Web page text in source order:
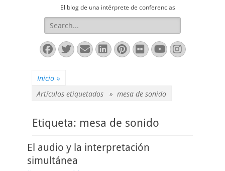
El blog de una intérprete de conferencias
Buscar:
Facebook
Twitter
Correo
electrónico
LinkedIn
Pinterest
FlickrYouTube
Inicio »
Artículos etiquetados » mesa de sonido
Etiqueta: mesa de sonido
El audio y la interpretación
simultánea